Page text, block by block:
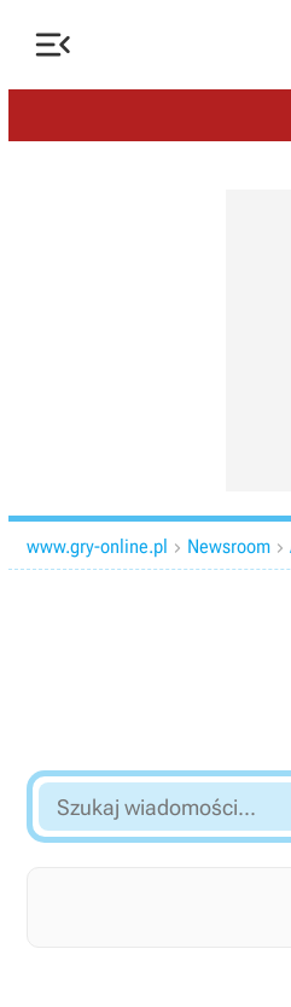

www.gry-online.pl  Newsroom 
Szukaj
wiadomości...